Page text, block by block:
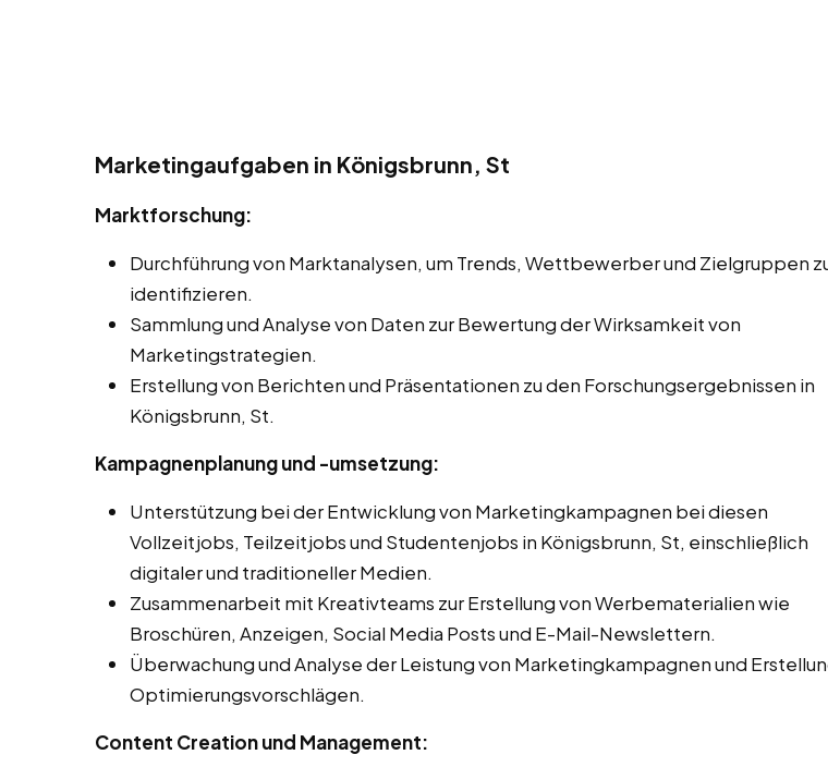
Marketingaufgaben in Königsbrunn, St
Marktforschung:
Durchführung von Marktanalysen, um Trends, Wettbewerber und Zielgruppen
identifizieren.
Sammlung und Analyse von Daten zur Bewertung der Wirksamkeit von
Marketingstrategien.
Erstellung von Berichten und Präsentationen zu den Forschungsergebnissen in
Königsbrunn, St.
Kampagnenplanung und -umsetzung:
Unterstützung bei der Entwicklung von Marketingkampagnen bei diesen
Vollzeitjobs, Teilzeitjobs und Studentenjobs in Königsbrunn, St, einschließlich
digitaler und traditioneller Medien.
Zusammenarbeit mit Kreativteams zur Erstellung von Werbematerialien wie
Broschüren, Anzeigen, Social Media Posts und E-Mail-Newslettern.
Überwachung und Analyse der Leistung von Marketingkampagnen und
Optimierungsvorschlägen.
Content Creation und Management: